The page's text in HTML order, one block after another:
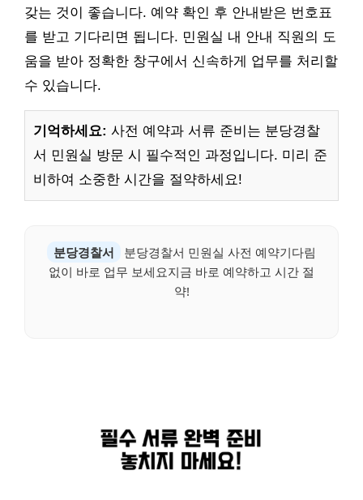
갖는 것이 좋습니다. 예약 확인 후 안내받은 번호표
를 받고 기다리면 됩니다. 민원실 내 안내 직원의 도
움을 받아 정확한 창구에서 신속하게 업무를 처리할
수 있습니다.
기억하세요: 사전 예약과 서류 준비는 분당경찰
서 민원실 방문 시 필수적인 과정입니다. 미리 준
비하여 소중한 시간을 절약하세요!
분당경찰서
분당경찰서 민원실 사전 예약기다림
없이 바로 업무 보세요지금 바로 예약하고 시간 절
약!